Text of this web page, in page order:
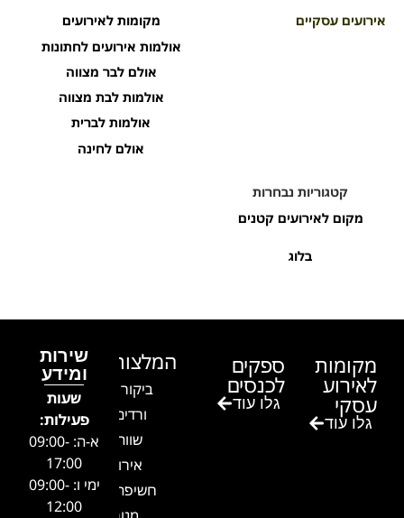
אירועים עסקיים
מקומות לאירועים
אולמות אירועים לחתונות
אולם לבר מצווה
אולמות לבת מצווה
אולמות לברית
אולם לחינה
קטגוריות נבחרות
מקום לאירועים קטנים
בלוג
מקומות
לאירוע
עסקי
גלו עוד
ספקים
לכנסים
גלו עוד
המלצות
ביקור בגן
ורדים –
שווה!!
אירוע
חשיפה- זיו
שירות
ומידע
שעות
פעילות:
א-ה: 09:00-
17:00
ימי ו: 09:00-
12:00